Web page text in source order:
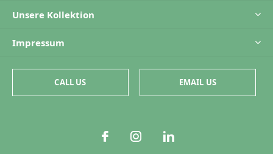
Unsere Kollektion
Impressum
CALL US EMAIL US